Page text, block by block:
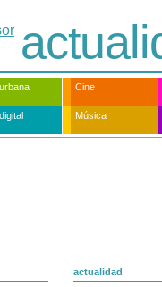
Cine
Música
actualidad